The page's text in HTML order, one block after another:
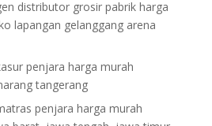
distributor grosir pabrik harga
lapangan gelanggang arena
penjara harga murah
tangerang
penjara harga murah